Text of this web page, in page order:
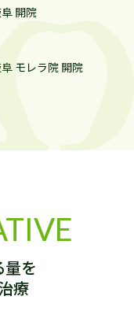
開院
モレラ院 開院
を
療